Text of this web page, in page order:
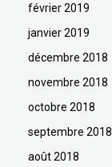
février 2019
janvier 2019
décembre 2018
novembre 2018
octobre 2018
septembre 2018
août 2018